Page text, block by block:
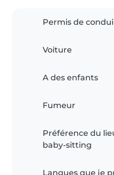
Permis de
Voiture
A des enfants
Fumeur
Préférence du
baby-sitting
Langues que je